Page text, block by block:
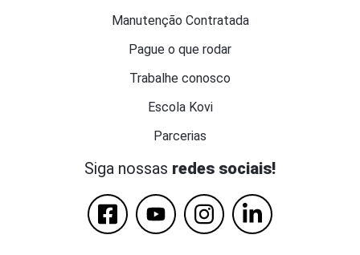
Manutenção Contratada
Pague o que rodar
Trabalhe conosco
Escola Kovi
Parcerias
Siga nossas redes sociais!